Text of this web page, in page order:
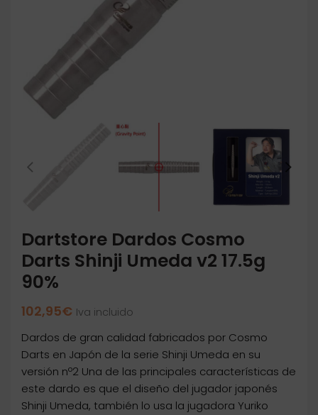
Dartstore Dardos Cosmo
Darts Shinji Umeda v2 17.5g
90%
102,95€ Iva incluido
Dardos de gran calidad fabricados por Cosmo
Darts en Japón de la serie Shinji Umeda en su
versión nº2 Una de las principales características de
este dardo es que el diseño del jugador japonés
Shinji Umeda, también lo usa la jugadora Yuriko